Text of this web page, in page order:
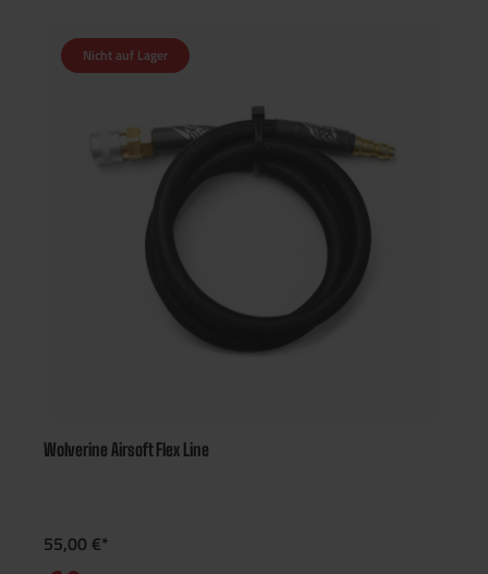
Nicht auf Lager
Wolverine Airsoft Flex Line
55,00 €*